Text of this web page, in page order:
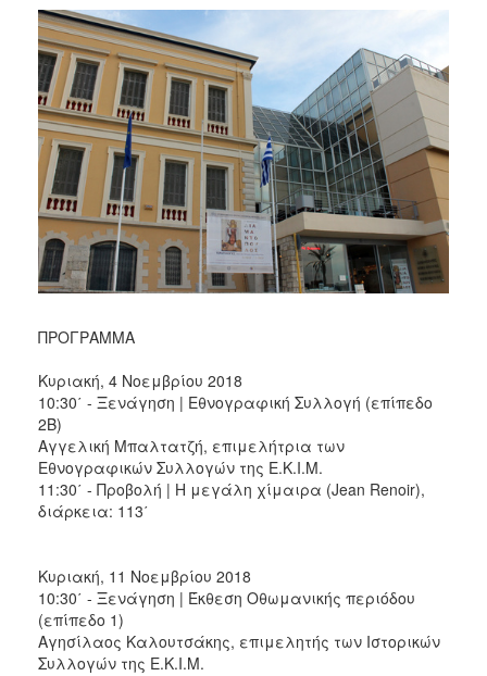
ΠΡΟΓΡΑΜΜΑ
Κυριακή, 4 Νοεμβρίου 2018
10:30΄ - Ξενάγηση | Εθνογραφική Συλλογή (επίπεδο
2Β)
Αγγελική Μπαλτατζή, επιμελήτρια των
Εθνογραφικών Συλλογών της Ε.Κ.Ι.Μ.
11:30΄ - Προβολή | Η μεγάλη χίμαιρα (Jean Renoir),
διάρκεια: 113΄
Κυριακή, 11 Νοεμβρίου 2018
10:30΄ - Ξενάγηση | Έκθεση Οθωμανικής περιόδου
(επίπεδο 1)
Αγησίλαος Καλουτσάκης, επιμελητής των Ιστορικών
Συλλογών της Ε.Κ.Ι.Μ.